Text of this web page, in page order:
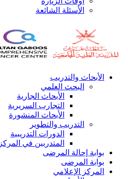
الأسئلة الشائعة
الأبحاث والتدريب
البحث العلمي
الأبحاث الجارية
التجارب السريرية
الأبحاث المنشورة
التدريب والتطوير
الدورات التدريبية
المتدربين في المركز
بوابة إحالة المرضى
بوابة المرضى
المركز الإعلامي